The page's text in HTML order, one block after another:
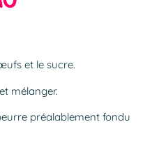
et le sucre.
mélanger.
préalablement fondu